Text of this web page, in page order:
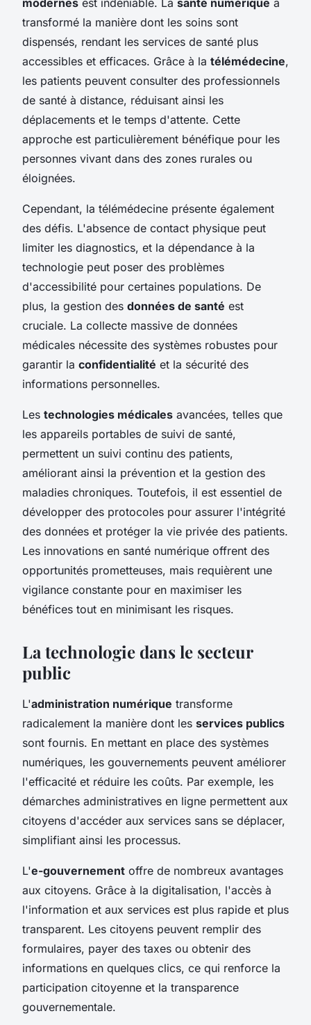
transformé la manière dont les soins sont
dispensés, rendant les services de santé plus
accessibles et efficaces. Grâce à la télémédecine,
les patients peuvent consulter des professionnels
de santé à distance, réduisant ainsi les
déplacements et le temps d'attente. Cette
approche est particulièrement bénéfique pour les
personnes vivant dans des zones rurales ou
éloignées.
Cependant, la télémédecine présente également
des défis. L'absence de contact physique peut
limiter les diagnostics, et la dépendance à la
technologie peut poser des problèmes
d'accessibilité pour certaines populations. De
plus, la gestion des données de santé est
cruciale. La collecte massive de données
médicales nécessite des systèmes robustes pour
garantir la confidentialité et la sécurité des
informations personnelles.
Les technologies médicales avancées, telles que
les appareils portables de suivi de santé,
permettent un suivi continu des patients,
améliorant ainsi la prévention et la gestion des
maladies chroniques. Toutefois, il est essentiel de
développer des protocoles pour assurer l'intégrité
des données et protéger la vie privée des patients.
Les innovations en santé numérique offrent des
opportunités prometteuses, mais requièrent une
vigilance constante pour en maximiser les
bénéfices tout en minimisant les risques.
La technologie dans le secteur
public
L'administration numérique transforme
radicalement la manière dont les services publics
sont fournis. En mettant en place des systèmes
numériques, les gouvernements peuvent améliorer
l'efficacité et réduire les coûts. Par exemple, les
démarches administratives en ligne permettent aux
citoyens d'accéder aux services sans se déplacer,
simplifiant ainsi les processus.
L'e-gouvernement offre de nombreux avantages
aux citoyens. Grâce à la digitalisation, l'accès à
l'information et aux services est plus rapide et plus
transparent. Les citoyens peuvent remplir des
formulaires, payer des taxes ou obtenir des
informations en quelques clics, ce qui renforce la
participation citoyenne et la transparence
gouvernementale.